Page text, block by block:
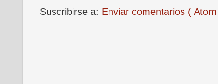
Suscribirse a: Enviar comentarios (